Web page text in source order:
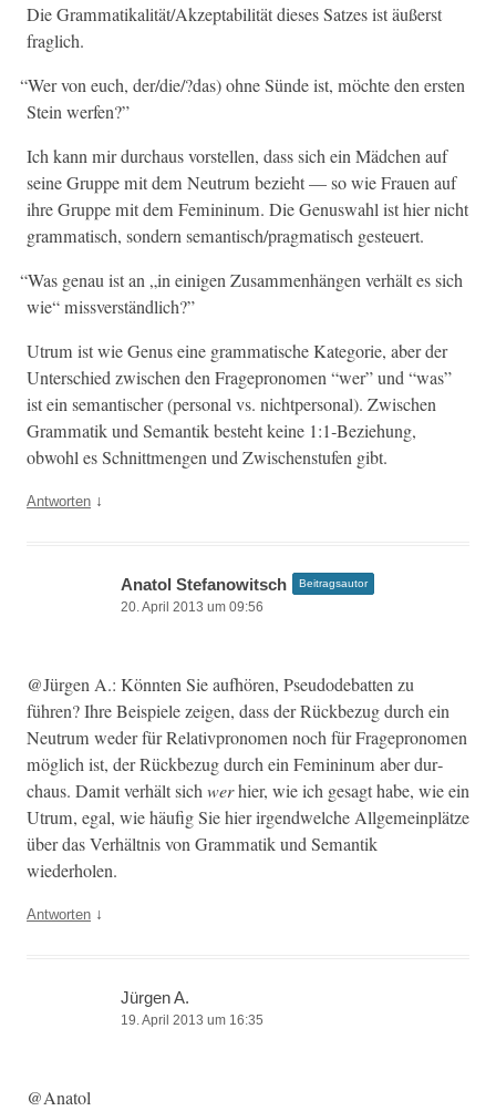
Die Grammatikalität/Akzeptabilität dieses Satzes ist äußerst
fraglich.
“Wer von euch, der/die/?das) ohne Sünde ist, möchte den ersten
Stein werfen?”
Ich kann mir dur­chaus vorstellen, dass sich ein Mäd­chen auf
seine Gruppe mit dem Neu­trum bezieht — so wie Frauen auf
ihre Gruppe mit dem Fem­i­ninum. Die Genuswahl ist hier nicht
gram­ma­tisch, son­dern semantisch/pragmatisch gesteuert.
“Was genau ist an „in eini­gen Zusam­men­hän­gen ver­hält es sich
wie“ missverständlich?”
Utrum ist wie Genus eine gram­ma­tis­che Kat­e­gorie, aber der
Unter­schied zwis­chen den Frage­pronomen “wer” und “was”
ist ein seman­tis­ch­er (per­son­al vs. nicht­per­son­al). Zwis­chen
Gram­matik und Seman­tik beste­ht keine 1:1‑Beziehung,
obwohl es Schnittmen­gen und Zwis­chen­stufen gibt.
Antworten ↓
Anatol Stefanowitsch Beitragsautor
20. April 2013 um 09:56
@Jürgen A.: Kön­nten Sie aufhören, Pseu­do­de­bat­ten zu
führen? Ihre Beispiele zeigen, dass der Rück­bezug durch ein
Neu­trum wed­er für Rel­a­tivpronomen noch für Frage­pronomen
möglich ist, der Rück­bezug durch ein Fem­i­ninum aber dur­
chaus. Damit ver­hält sichwerhier, wie ich gesagt habe, wie ein
Utrum, egal, wie häu­fig Sie hier irgendwelche All­ge­mein­plätze
über das Ver­hält­nis von Gram­matik und Seman­tik
wiederholen.
Antworten ↓
Jürgen A.
19. April 2013 um 16:35
@Anatol